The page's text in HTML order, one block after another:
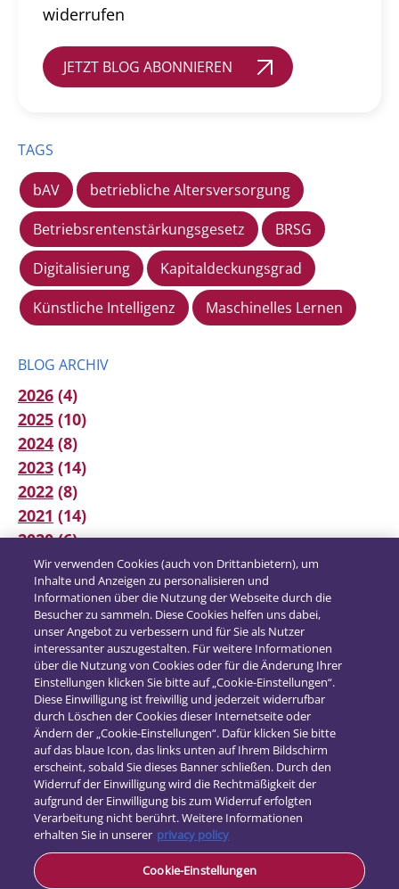
widerrufen
JETZT BLOG ABONNIEREN
TAGS
bAV
betriebliche Altersversorgung
Betriebsrentenstärkungsgesetz
BRSG
Digitalisierung
Kapitaldeckungsgrad
Künstliche Intelligenz
Maschinelles Lernen
BLOG ARCHIV
2026 (4)
2025 (10)
2024 (8)
2023 (14)
2022 (8)
2021 (14)
2020(6)
2019(12)
2018(16)
2017(21)
Kontakt
Wir verwenden Cookies (auch von Drittanbietern), um
Inhalte und Anzeigen zu personalisieren und
Informationen über die Nutzung der Webseite durch die
Besucher zu sammeln. Diese Cookies helfen uns dabei,
unser Angebot zu verbessern und für Sie als Nutzer
interessanter auszugestalten. Für weitere Informationen
über die Nutzung von Cookies oder für die Änderung Ihrer
Einstellungen klicken Sie bitte auf „Cookie-Einstellungen“.
Diese Einwilligung ist freiwillig und jederzeit widerrufbar
durch Löschen der Cookies dieser Internetseite oder
Ändern der „Cookie-Einstellungen“. Dafür klicken Sie bitte
auf das blaue Icon, das links unten auf Ihrem Bildschirm
erscheint, sobald Sie dieses Banner schließen. Durch den
Widerruf der Einwilligung wird die Rechtmäßigkeit der
aufgrund der Einwilligung bis zum Widerruf erfolgten
Verarbeitung nicht berührt. Weitere Informationen
erhalten Sie in unserer privacy policy
Cookie-Einstellungen